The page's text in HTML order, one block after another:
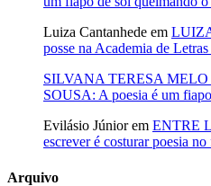
Luiza Cantanhede em
posse na Academia de
SILVANA TERESA MELO
SOUSA: A poesia é um
Evilásio Júniorem ENTRE
escrever é costurar poesia
Arquivo